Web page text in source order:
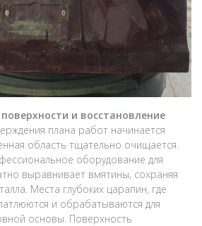
и восстановление
плана работ начинается
область тщательно очищается.
оборудование для
выравнивает вмятины, сохраняя
Места глубоких царапин, где
и обрабатываются для
основы. Поверхность